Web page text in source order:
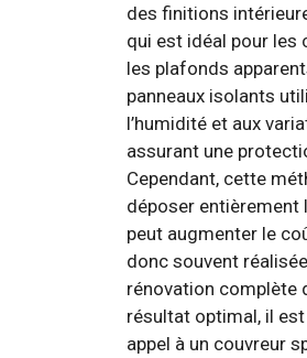
des finitions
qui est idéal pour les
les plafonds
panneaux isolants
l’humidité et aux
assurant une
Cependant, cette
déposer entièrement
peut augmenter le
donc souvent
rénovation complète
résultat optimal, il
appel à un couvreur